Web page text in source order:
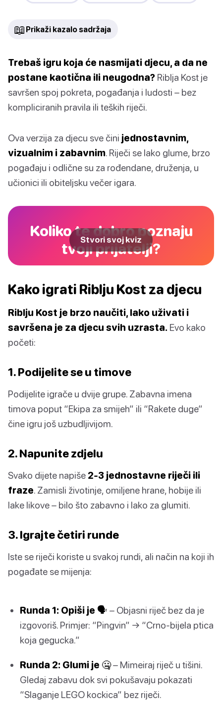
📖 Prikaži kazalo sadržaja
Trebaš igru koja će nasmijati djecu, a da ne
postane kaotična ili neugodna? Riblja Kost je
savršen spoj pokreta, pogađanja i ludosti – bez
kompliciranih pravila ili teških riječi.
Ova verzija za djecu sve čini jednostavnim,
vizualnim i zabavnim. Riječi se lako glume, brzo
pogađaju i odlične su za rođendane, druženja, u
učionici ili obiteljsku večer igara.
Koliko te dobro poznaju
tvoji prijatelji?
Stvori svoj kviz
Kako igrati Riblju Kost za djecu
Riblju Kost je brzo naučiti, lako uživati i
savršena je za djecu svih uzrasta. Evo kako
početi:
1. Podijelite se u timove
Podijelite igrače u dvije grupe. Zabavna imena
timova poput “Ekipa za smijeh” ili “Rakete duge”
čine igru još uzbudljivijom.
2. Napunite zdjelu
Svako dijete napiše 2-3 jednostavne riječi ili
fraze. Zamisli životinje, omiljene hrane, hobije ili
lake likove – bilo što zabavno i lako za glumiti.
3. Igrajte četiri runde
Iste se riječi koriste u svakoj rundi, ali način na koji ih
pogađate se mijenja:
Runda 1: Opiši je 🗣️ – Objasni riječ bez da je
izgovoriš. Primjer: “Pingvin” → “Crno-bijela ptica
koja gegucka.”
Runda 2: Glumi je 🤐– Mimeiraj riječ u tišini.
Gledaj zabavu dok svi pokušavaju pokazati
“Slaganje LEGO kockica” bez riječi.